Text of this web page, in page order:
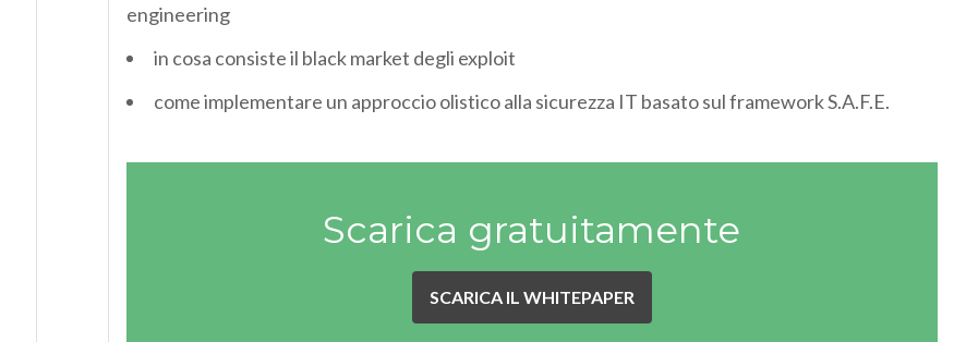
engineering
in cosa consiste il black market degli exploit
come implementare un approccio olistico alla sicurezza IT basato sul framework S.A.F.E.
Scarica gratuitamente
SCARICA IL WHITEPAPER